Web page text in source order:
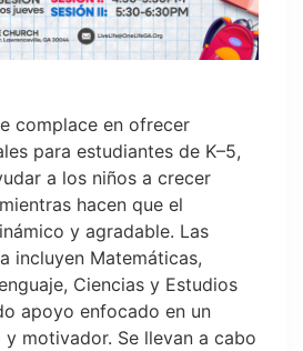
complace en ofrecer
para estudiantes de K–5,
a los niños a crecer
hacen que el
y agradable. Las
incluyen Matemáticas,
Ciencias y Estudios
apoyo enfocado en un
motivador. Se llevan a cabo